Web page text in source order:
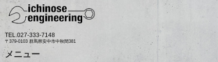
TEL.027-333-7148
〒379-0103 群馬県安中市中秋間381
メニュー